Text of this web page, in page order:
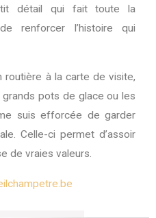
détail qui fait toute la
renforcer l’histoire qui
routière à la carte de visite,
pots de glace ou les
suis efforcée de garder
Celle-ci permet d’assoir
de vraies valeurs.